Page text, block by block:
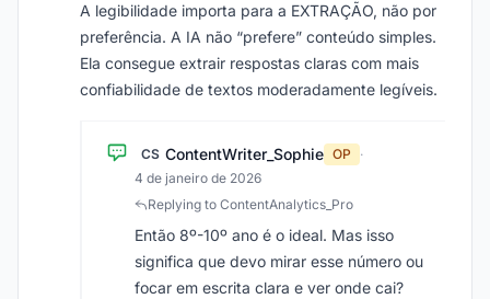
A legibilidade importa para a EXTRAÇÃO, não por
preferência. A IA não “prefere” conteúdo simples.
Ela consegue extrair respostas claras com mais
confiabilidade de textos moderadamente legíveis.
CS ContentWriter_Sophie OP
·
4 de janeiro de 2026
Replying to ContentAnalytics_Pro
Então 8º-10º ano é o ideal. Mas isso
significa que devo mirar esse número ou
focar em escrita clara e ver onde cai?